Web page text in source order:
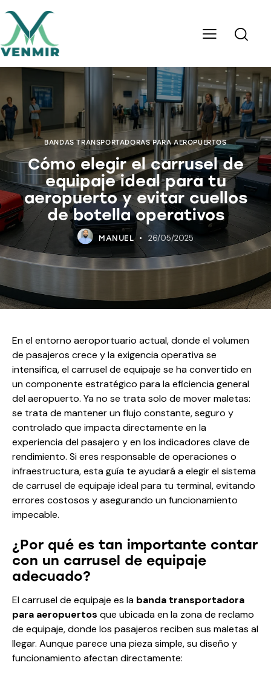
BANDAS TRANSPORTADORAS PARA AEROPUERTOS
Cómo elegir el carrusel de
equipaje ideal para tu
aeropuerto y evitar cuellos
de botella operativos
MANUEL 26/05/2025
En el entorno aeroportuario actual, donde el volumen
de pasajeros crece y la exigencia operativa se
intensifica, el carrusel de equipaje se ha convertido en
un componente estratégico para la eficiencia general
del aeropuerto. Ya no se trata solo de mover maletas:
se trata de mantener un flujo constante, seguro y
controlado que impacta directamente en la
experiencia del pasajero y en los indicadores clave de
rendimiento. Si eres responsable de operaciones o
infraestructura, esta guía te ayudará a elegir el sistema
de carrusel de equipaje ideal para tu terminal, evitando
errores costosos y asegurando un funcionamiento
impecable.
¿Por qué es tan importante contar
con un carrusel de equipaje
adecuado?
El carrusel de equipaje es la banda transportadora
para aeropuertos que ubicada en la zona de reclamo
de equipaje, donde los pasajeros reciben sus maletas al
llegar. Aunque parece una pieza simple, su diseño y
funcionamiento afectan directamente: